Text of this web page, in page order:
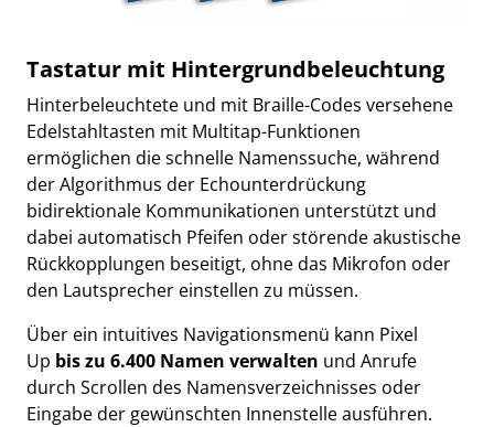
Tastatur mit Hintergrundbeleuchtung
Hinterbeleuchtete und mit Braille-Codes versehene
Edelstahltasten mit Multitap-Funktionen
ermöglichen die schnelle Namenssuche, während
der Algorithmus der Echounterdrückung
bidirektionale Kommunikationen unterstützt und
dabei automatisch Pfeifen oder störende akustische
Rückkopplungen beseitigt, ohne das Mikrofon oder
den Lautsprecher einstellen zu müssen.
Über ein intuitives Navigationsmenü kann Pixel
Up bis zu 6.400 Namen verwalten und Anrufe
durch Scrollen des Namensverzeichnisses oder
Eingabe der gewünschten Innenstelle ausführen.